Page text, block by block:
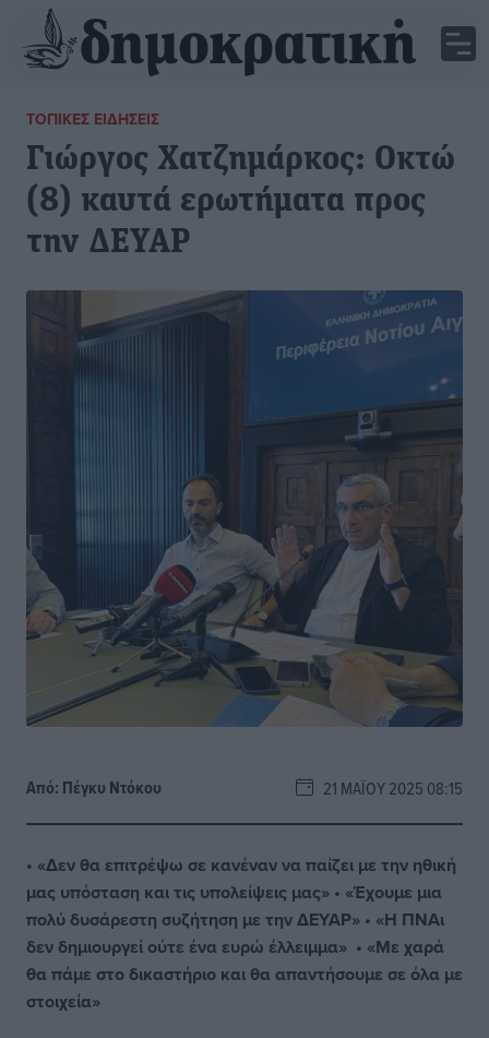
ΤΟΠΙΚΈΣ ΕΙΔΉΣΕΙΣ
Γιώργος Χατζημάρκος: Οκτώ
(8) καυτά ερωτήματα προς
την ΔΕΥΑΡ
Από: Πέγκυ Ντόκου 21 ΜΑΪ́ΟΥ 2025 08:15
• «Δεν θα επιτρέψω σε κανέναν να παίζει με την ηθική
μας υπόσταση και τις υπολείψεις μας» • «Έχουμε μια
πολύ δυσάρεστη συζήτηση με την ΔΕΥΑΡ» • «Η ΠΝΑι
δεν δημιουργεί ούτε ένα ευρώ έλλειμμα» • «Με χαρά
θα πάμε στο δικαστήριο και θα απαντήσουμε σε όλα με
στοιχεία»